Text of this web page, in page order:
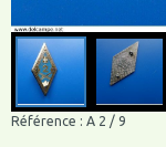
Référence : A 2 / 9